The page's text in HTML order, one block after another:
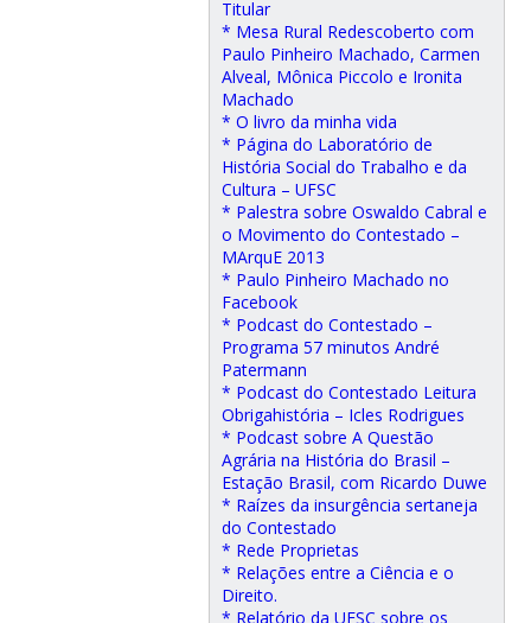
Titular
* Mesa Rural Redescoberto com
Paulo Pinheiro Machado, Carmen
Alveal, Mônica Piccolo e Ironita
Machado
* O livro da minha vida
* Página do Laboratório de
História Social do Trabalho e da
Cultura – UFSC
* Palestra sobre Oswaldo Cabral e
o Movimento do Contestado –
MArquE 2013
* Paulo Pinheiro Machado no
Facebook
* Podcast do Contestado –
Programa 57 minutos André
Patermann
* Podcast do Contestado Leitura
Obrigahistória – Icles Rodrigues
* Podcast sobre A Questão
Agrária na História do Brasil –
Estação Brasil, com Ricardo Duwe
* Raízes da insurgência sertaneja
do Contestado
* Rede Proprietas
* Relações entre a Ciência e o
Direito.
* Relatório da UFSC sobre os